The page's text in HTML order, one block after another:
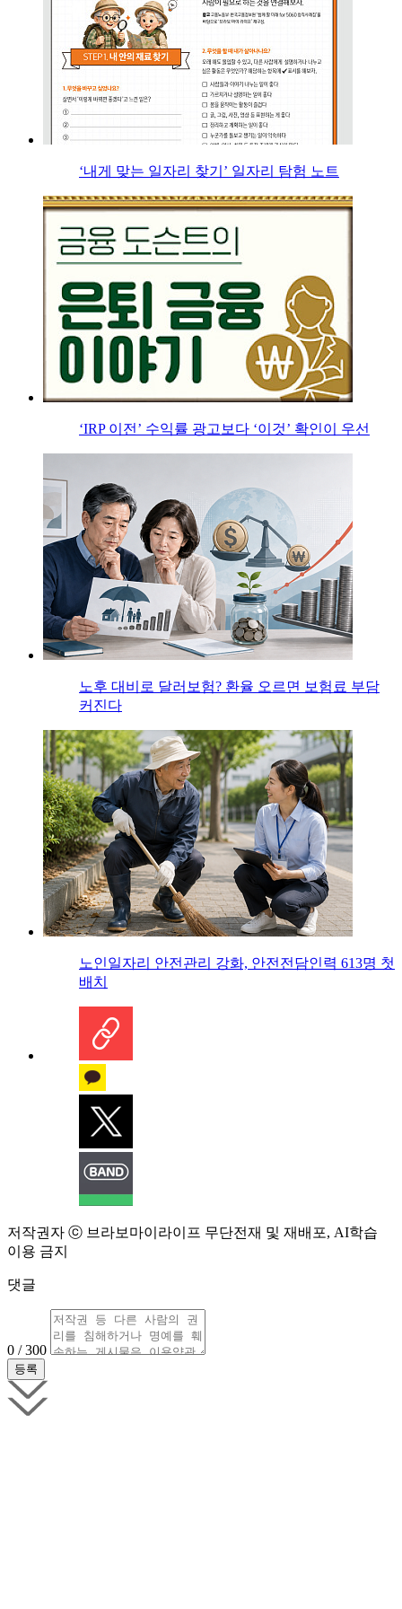
‘내게 맞는 일자리 찾기’ 일자리 탐험 노트
‘IRP 이전’ 수익률 광고보다 ‘이것’ 확인이 우선
노후 대비로 달러보험? 환율 오르면 보험료 부담
커진다
노인일자리 안전관리 강화, 안전전담인력 613명 첫
배치
저작권자 ⓒ 브라보마이라이프 무단전재 및 재배포, AI학습
이용 금지
댓글
0 / 300